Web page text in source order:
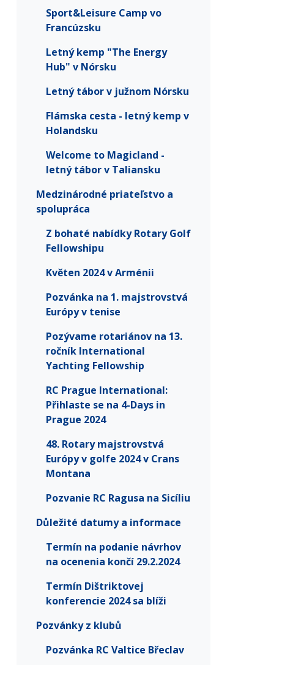
Sport&Leisure Camp vo
Francúzsku
Letný kemp "The Energy
Hub" v Nórsku
Letný tábor v južnom Nórsku
Flámska cesta - letný kemp v
Holandsku
Welcome to Magicland -
letný tábor v Taliansku
Medzinárodné priateľstvo a
spolupráca
Z bohaté nabídky Rotary Golf
Fellowshipu
Květen 2024 v Arménii
Pozvánka na 1. majstrovstvá
Európy v tenise
Pozývame rotariánov na 13.
ročník International
Yachting Fellowship
RC Prague International:
Přihlaste se na 4-Days in
Prague 2024
48. Rotary majstrovstvá
Európy v golfe 2024 v Crans
Montana
Pozvanie RC Ragusa na Sicíliu
Důležité datumy a informace
Termín na podanie návrhov
na ocenenia končí 29.2.2024
Termín Dištriktovej
konferencie 2024 sa blíži
Pozvánky z klubů
Pozvánka RC Valtice Břeclav